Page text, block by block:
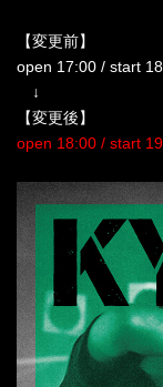
【変更前】
open 17:00 / start
↓
【変更後】
open 18:00 / start